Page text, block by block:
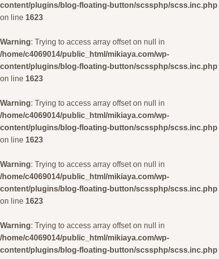
content/plugins/blog-floating-button/scssphp/scss.inc.php
on line 1623
Warning: Trying to access array offset on null in
/home/c4069014/public_html/mikiaya.com/wp-
content/plugins/blog-floating-button/scssphp/scss.inc.php
on line 1623
Warning: Trying to access array offset on null in
/home/c4069014/public_html/mikiaya.com/wp-
content/plugins/blog-floating-button/scssphp/scss.inc.php
on line 1623
Warning: Trying to access array offset on null in
/home/c4069014/public_html/mikiaya.com/wp-
content/plugins/blog-floating-button/scssphp/scss.inc.php
on line 1623
Warning: Trying to access array offset on null in
/home/c4069014/public_html/mikiaya.com/wp-
content/plugins/blog-floating-button/scssphp/scss.inc.php